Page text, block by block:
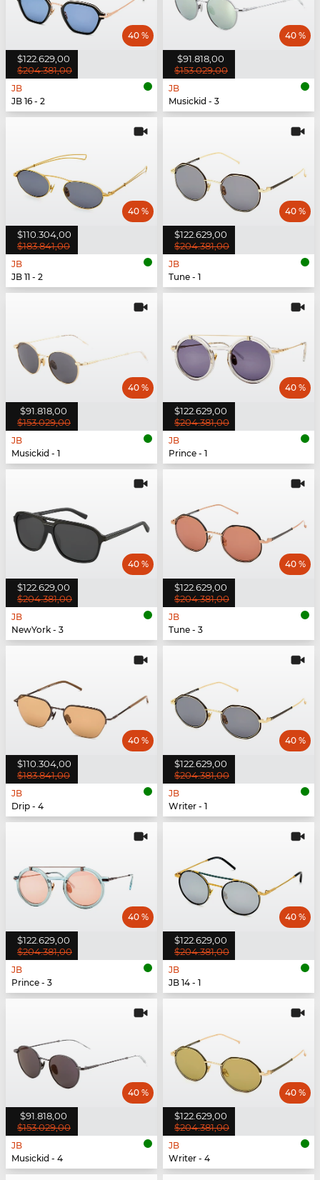
$122.629,00
$204.381,00
40 %
JB
JB 16 - 2
$91.818,00
$153.029,00
40 %
JB
Musickid - 3
$110.304,00
$183.841,00
40 %
JB
JB 11 - 2
$122.629,00
$204.381,00
40 %
JB
Tune - 1
$91.818,00
$153.029,00
40 %
JB
Musickid - 1
$122.629,00
$204.381,00
40 %
JB
Prince - 1
$122.629,00
$204.381,00
40 %
JB
NewYork - 3
$122.629,00
$204.381,00
40 %
JB
Tune - 3
$110.304,00
$183.841,00
40 %
JB
Drip - 4
$122.629,00
$204.381,00
40 %
JB
Writer - 1
$122.629,00
$204.381,00
40 %
JB
Prince - 3
$122.629,00
$204.381,00
40 %
JB
JB 14 - 1
$91.818,00
$153.029,00
40 %
JB
Musickid - 4
$122.629,00
$204.381,00
40 %
JB
Writer - 4